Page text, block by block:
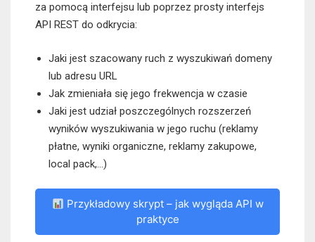
za pomocą interfejsu lub poprzez prosty interfejs
API REST do odkrycia:
Jaki jest szacowany ruch z wyszukiwań domeny
lub adresu URL
Jak zmieniała się jego frekwencja w czasie
Jaki jest udział poszczególnych rozszerzeń
wyników wyszukiwania w jego ruchu (reklamy
płatne, wyniki organiczne, reklamy zakupowe,
local pack,…)
Przykładowy skrypt – jak wygląda API w
praktyce